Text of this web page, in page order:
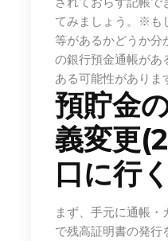
てみましょう。※も
等があるかどうか分
の銀行預金通帳があ
ある可能性がありま
預貯金
義変更
口に行く
まず、手元に通帳
で残高証明書の発